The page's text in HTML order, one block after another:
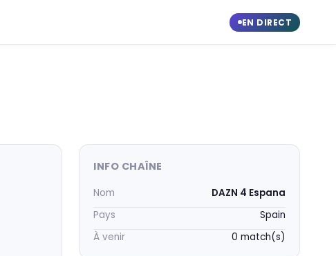
EN DIRECT
INFO CHAÎNE
Nom
DAZN 4 Espana
Pays
Spain
À venir
0 match(s)